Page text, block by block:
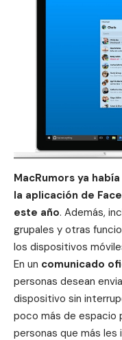
MacRumors ya
la aplicación de
este año. Además,
grupales y otras
los dispositivos
En un comunicado
personas desean
dispositivo sin
poco más de espacio
personas que más les